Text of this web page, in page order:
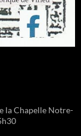
la Chapelle Notre-